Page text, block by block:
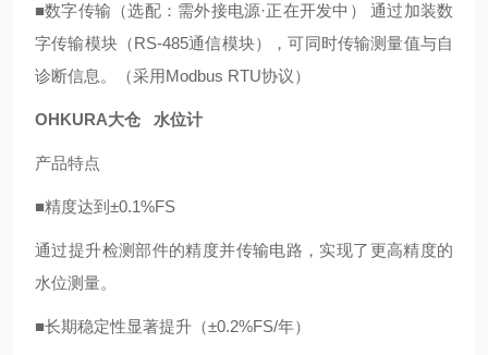
■数字传输（选配：需外接电源·正在开发中） 通过加装数
字传输模块（RS-485通信模块），可同时传输测量值与自
诊断信息。（采用Modbus RTU协议）
OHKURA大仓 水位计
产品特点
■精度达到±0.1%FS
通过提升检测部件的精度并传输电路，实现了更高精度的
水位测量。
■长期稳定性显著提升（±0.2%FS/年）